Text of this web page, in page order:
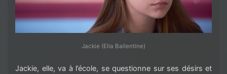
Jackie (Ella Ballentine)
Jackie, elle, va à l’école, se questionne sur ses désirs et